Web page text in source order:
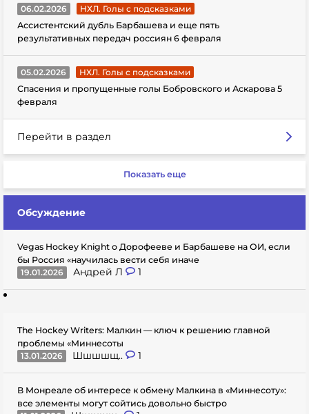
06.02.2026
НХЛ. Голы с подсказками
Ассистентский дубль Барбашева и еще пять
результативных передач россиян 6 февраля
05.02.2026
НХЛ. Голы с подсказками
Спасения и пропущенные голы Бобровского и Аскарова 5
февраля
Перейти в раздел
Показать еще
Обсуждение
Vegas Hockey Knight о Дорофееве и Барбашеве на ОИ, если
бы Россия «научилась вести себя иначе
19.01.2026
Андрей Л 1
The Hockey Writers: Малкин — ключ к решению главной
проблемы «Миннесоты
13.01.2026
Шшшшщ.. 1
В Монреале об интересе к обмену Малкина в «Миннесоту»:
все элементы могут сойтись довольно быстро